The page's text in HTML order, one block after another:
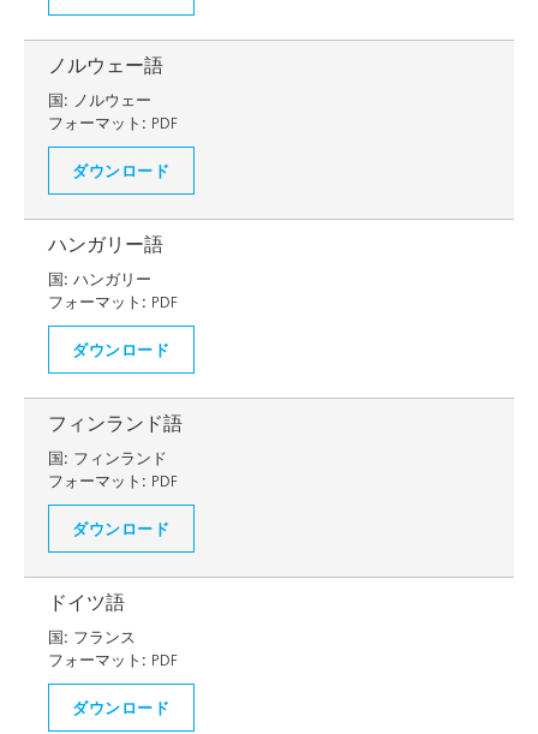
ノルウェー語
国: ノルウェー
フォーマット: PDF
ダウンロード
ハンガリー語
国: ハンガリー
フォーマット: PDF
ダウンロード
フィンランド語
国: フィンランド
フォーマット: PDF
ダウンロード
ドイツ語
国: フランス
フォーマット: PDF
ダウンロード